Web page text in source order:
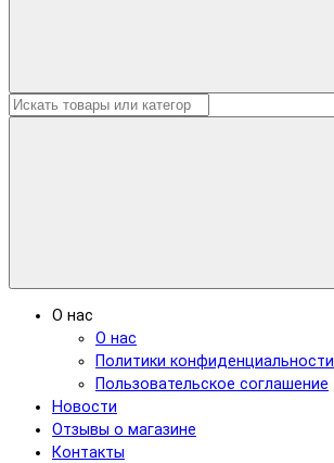
О нас
О нас
Политики конфиденциальности
Пользовательское соглашение
Новости
Отзывы о магазине
Контакты